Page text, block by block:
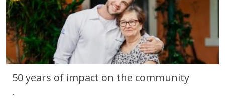
50 years of impact on the community
-